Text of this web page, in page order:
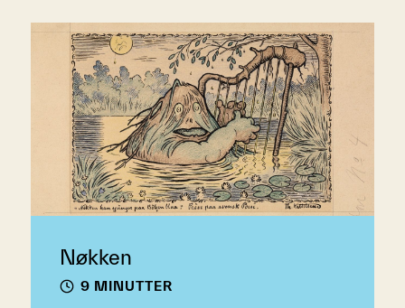
Nøkken
9 MINUTTER